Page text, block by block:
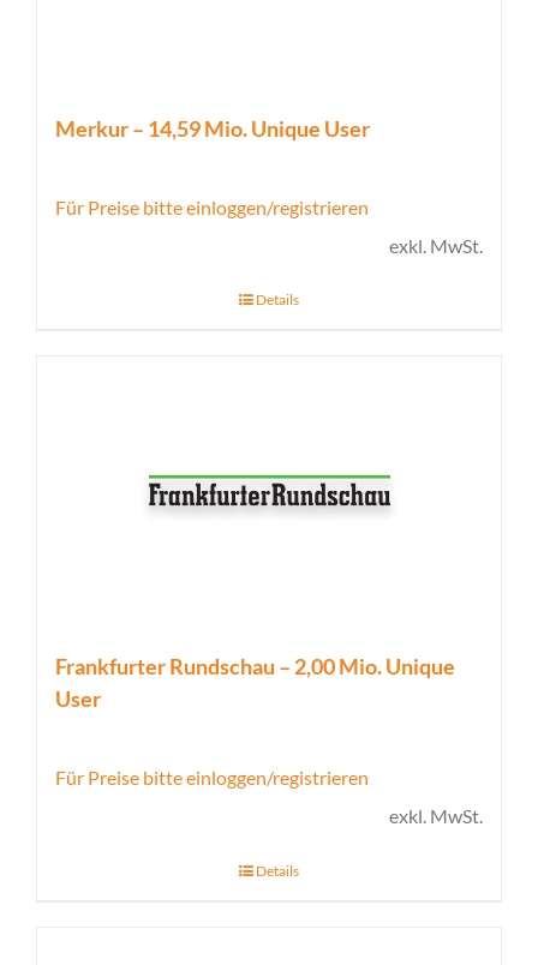
Merkur – 14,59 Mio. Unique User
Für Preise bitte einloggen/registrieren
exkl. MwSt.
Details
Frankfurter Rundschau – 2,00 Mio. Unique
User
Für Preise bitte einloggen/registrieren
exkl. MwSt.
Details